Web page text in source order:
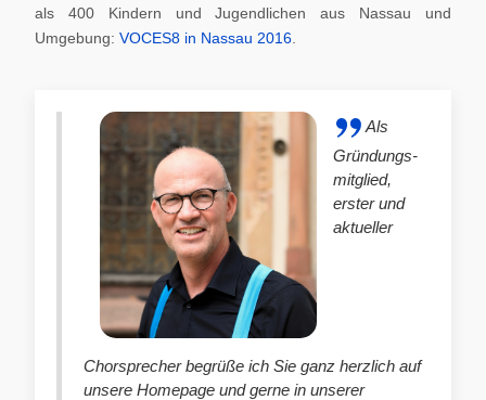
als 400 Kindern und Jugendlichen aus Nassau und
Umgebung: VOCES8 in Nassau 2016
Als
Gründungs-
mitglied,
erster und
aktueller
Chorsprecher begrüße ich Sie ganz herzlich auf
unsere Homepage und gerne in unserer